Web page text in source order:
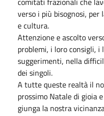
verso i più bisognosi,
e cultura.
Attenzione e ascolto
problemi, i loro consigli, i
suggerimenti, nella
dei singoli.
A tutte queste realtà il
prossimo Nataledi gioia
giunga la nostra